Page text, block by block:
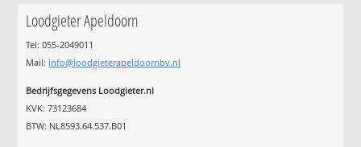
Loodgieter Apeldoorn
Tel: 055-2049011
Mail: info@loodgieterapeldoornbv.nl
Bedrijfsgegevens Loodgieter.nl
KVK: 73123684
BTW: NL8593.64.537.B01